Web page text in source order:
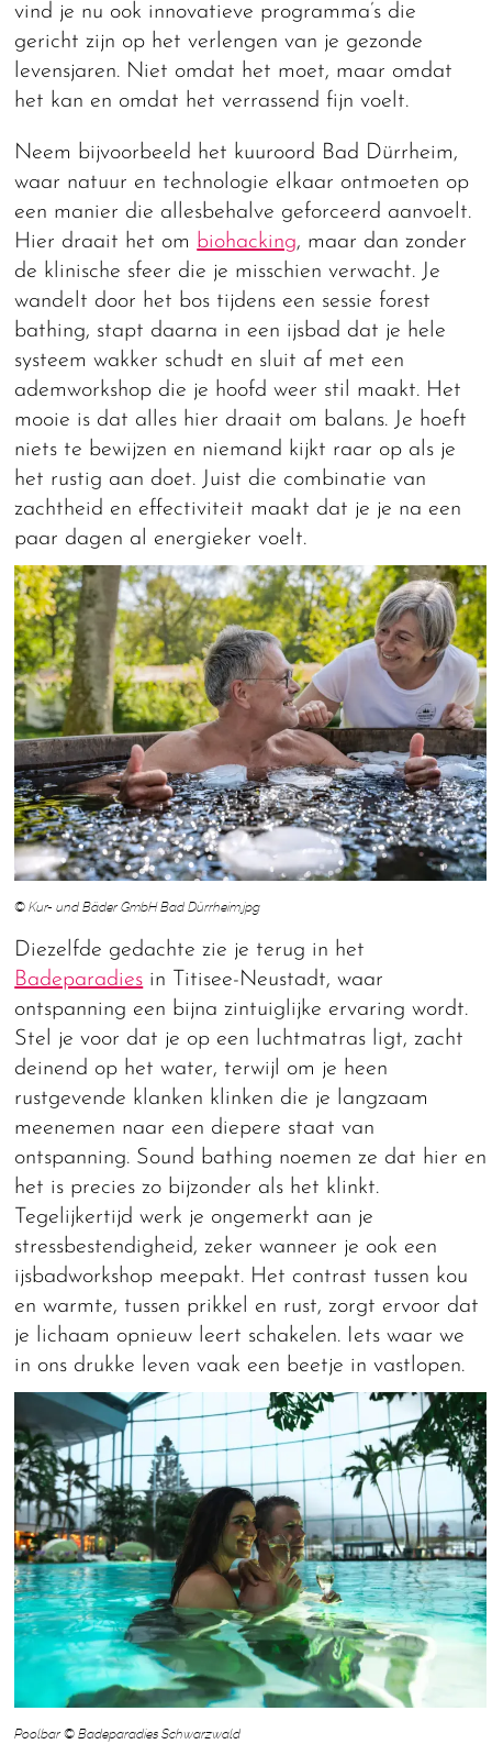
vind je nu ook innovatieve programma’s die
gericht zijn op het verlengen van je gezonde
levensjaren. Niet omdat het moet, maar omdat
het kan en omdat het verrassend fijn voelt.
Neem bijvoorbeeld het kuuroord Bad Dürrheim,
waar natuur en technologie elkaar ontmoeten op
een manier die allesbehalve geforceerd aanvoelt.
Hier draait het om biohacking, maar dan zonder
de klinische sfeer die je misschien verwacht. Je
wandelt door het bos tijdens een sessie forest
bathing, stapt daarna in een ijsbad dat je hele
systeem wakker schudt en sluit af met een
ademworkshop die je hoofd weer stil maakt. Het
mooie is dat alles hier draait om balans. Je hoeft
niets te bewijzen en niemand kijkt raar op als je
het rustig aan doet. Juist die combinatie van
zachtheid en effectiviteit maakt dat je je na een
paar dagen al energieker voelt.
© Kur- und Bäder GmbH Bad Dürrheim.jpg
Diezelfde gedachte zie je terug in het
Badeparadies in Titisee-Neustadt, waar
ontspanning een bijna zintuiglijke ervaring wordt.
Stel je voor dat je op een luchtmatras ligt, zacht
deinend op het water, terwijl om je heen
rustgevende klanken klinken die je langzaam
meenemen naar een diepere staat van
ontspanning. Sound bathing noemen ze dat hier en
het is precies zo bijzonder als het klinkt.
Tegelijkertijd werk je ongemerkt aan je
stressbestendigheid, zeker wanneer je ook een
ijsbadworkshop meepakt. Het contrast tussen kou
en warmte, tussen prikkel en rust, zorgt ervoor dat
je lichaam opnieuw leert schakelen. Iets waar we
in ons drukke leven vaak een beetje in vastlopen.
Poolbar © Badeparadies Schwarzwald